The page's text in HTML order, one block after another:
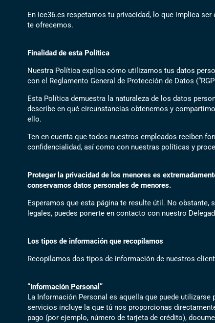
En ice36.es respetamos tu privacidad, lo que implica
te ofrecemos.
Finalidad de esta Política
Nuestra Política explica cómo utilizamos tus datos
con el Reglamento General de Protección de Datos
Esta Política demuestra la naturaleza de los datos
describe en qué circunstancias obtenemos y
ello.
Ten en cuenta que todos nuestros empleados reciben
confidencialidad, así como con nuestras políticas y
Proteger la privacidad de los menores es
conservamos datos personales de menores.
Esperamos que esta página te resulte útil. No
legales, puedes ponerte en contacto con nuestro
Los tipos de información que recopilamos
Recopilamos dos tipos de información de nuestros
“Información Personal ”
La Información Personal es aquella que puede
servicios incluye la que tú nos proporcionas
pago (por ejemplo, número de tarjeta de crédito),